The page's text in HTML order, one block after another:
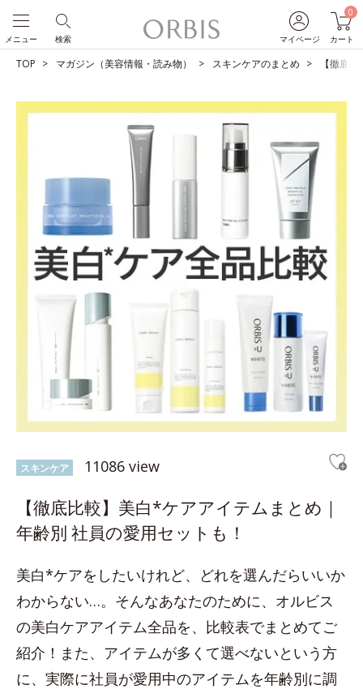
マイページ
0
カート
検索
メニュー
TOP マガジン（美容情報・読み物） スキンケアのまとめ 【徹底
スキンケア 11086 view
【徹底比較】美白*ケアアイテムまとめ｜
年齢別 社員の愛用セットも！
美白*ケアをしたいけれど、どれを選んだらいいか
わからない…。そんなあなたのために、オルビス
の美白ケアアイテム全品を、比較表でまとめてご
紹介！また、アイテムが多くて選べないという方
に、実際に社員が愛用中のアイテムを年齢別に調